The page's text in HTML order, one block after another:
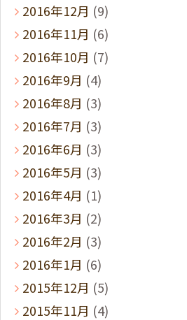
2016年12月 (9)
2016年11月 (6)
2016年10月 (7)
2016年9月 (4)
2016年8月 (3)
2016年7月 (3)
2016年6月 (3)
2016年5月 (3)
2016年4月 (1)
2016年3月 (2)
2016年2月 (3)
2016年1月 (6)
2015年12月 (5)
2015年11月 (4)